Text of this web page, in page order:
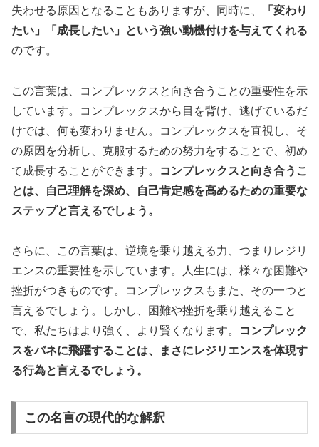
失わせる原因となることもありますが、同時に、
「変わり
たい」「成長したい」という強い動機付けを与えてくれる
のです。
この言葉は、コンプレックスと向き合うことの重要性を示
しています。コンプレックスから目を背け、逃げているだ
けでは、何も変わりません。コンプレックスを直視し、そ
の原因を分析し、克服するための努力をすることで、初め
て成長することができます。
コンプレックスと向き合うこ
とは、自己理解を深め、自己肯定感を高めるための重要な
ステップと言えるでしょう。
さらに、この言葉は、逆境を乗り越える力、つまりレジリ
エンスの重要性を示しています。人生には、様々な困難や
挫折がつきものです。コンプレックスもまた、その一つと
言えるでしょう。しかし、困難や挫折を乗り越えること
で、私たちはより強く、より賢くなります。
コンプレック
スをバネに飛躍することは、まさにレジリエンスを体現す
る行為と言えるでしょう。
この名言の現代的な解釈